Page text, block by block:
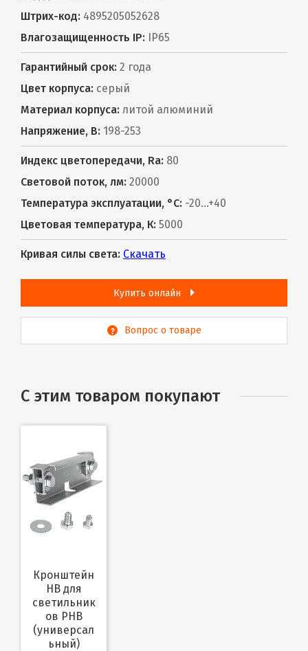
Штрих-код: 4895205052628
Влагозащищенность IP: IP65
Гарантийный срок: 2 года
Цвет корпуса: серый
Материал корпуса: литой алюминий
Напряжение, В: 198-253
Индекс цветопередачи, Ra: 80
Световой поток, лм: 20000
Температура эксплуатации, °С: -20...+40
Цветовая температура, К: 5000
Кривая силы света: Скачать
Купить онлайн
Вопрос о товаре
С этим товаром покупают
Кронштейн
HB для
светильник
ов PHB
(универсал
ьный)